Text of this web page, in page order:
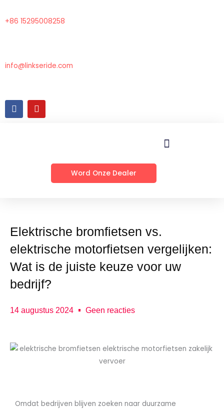
naar
+86 15295008258
info@linkseride.com
F
a
c
Y
o
u
Word Onze Dealer
Elektrische bromfietsen vs.
elektrische motorfietsen vergelijken:
Wat is de juiste keuze voor uw
bedrijf?
14 augustus 2024 Geen reacties
Omdat bedrijven blijven zoeken naar duurzame